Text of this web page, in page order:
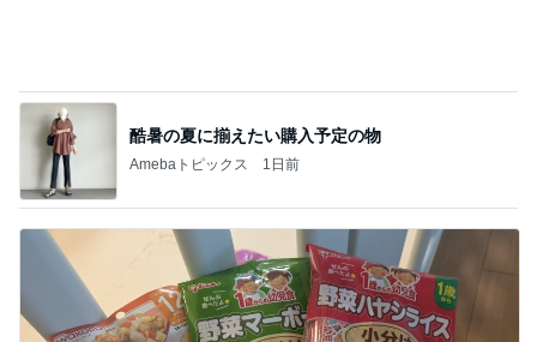
酷暑の夏に揃えたい購入予定の物
Amebaトピックス 1日前